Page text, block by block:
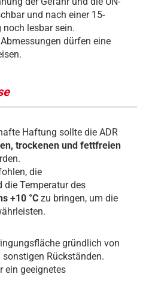
und nach einer 15-
lesbar sein.
dürfen eine
Haftung sollte die ADR
trockenen und fettfreien
die
die Temperatur des
+10 °C zu bringen, um die
gründlich von
sonstigen Rückständen.
ein geeignetes